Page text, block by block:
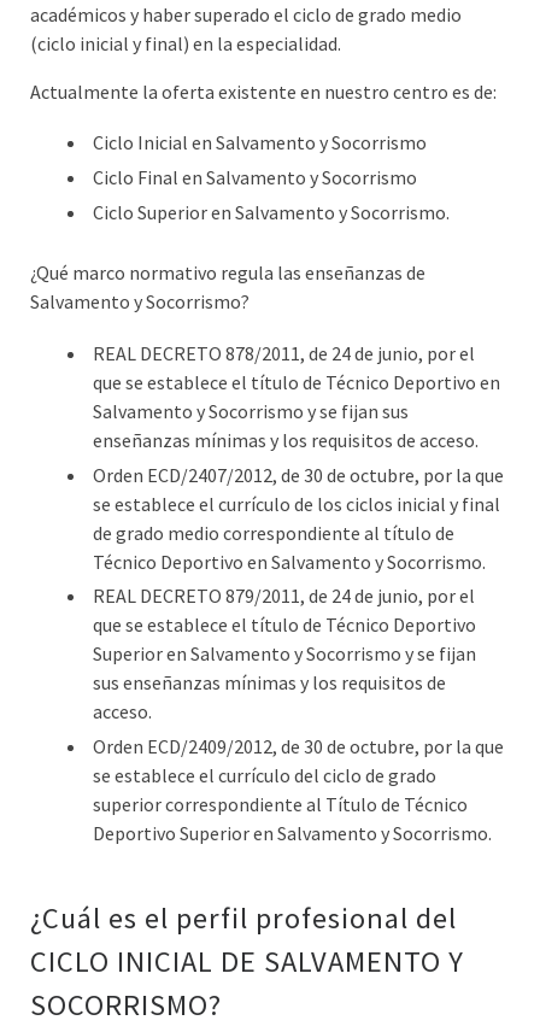
académicos y haber superado el ciclo de grado medio
(ciclo inicial y final) en la especialidad.
Actualmente la oferta existente en nuestro centro es de:
Ciclo Inicial en Salvamento y Socorrismo
Ciclo Final en Salvamento y Socorrismo
Ciclo Superior en Salvamento y Socorrismo.
¿Qué marco normativo regula las enseñanzas de
Salvamento y Socorrismo?
REAL DECRETO 878/2011, de 24 de junio, por el
que se establece el título de Técnico Deportivo en
Salvamento y Socorrismo y se fijan sus
enseñanzas mínimas y los requisitos de acceso.
Orden ECD/2407/2012, de 30 de octubre, por la que
se establece el currículo de los ciclos inicial y final
de grado medio correspondiente al título de
Técnico Deportivo en Salvamento y Socorrismo.
REAL DECRETO 879/2011, de 24 de junio, por el
que se establece el título de Técnico Deportivo
Superior en Salvamento y Socorrismo y se fijan
sus enseñanzas mínimas y los requisitos de
acceso.
Orden ECD/2409/2012, de 30 de octubre, por la que
se establece el currículo del ciclo de grado
superior correspondiente al Título de Técnico
Deportivo Superior en Salvamento y Socorrismo.
¿Cuál es el perfil profesional del
CICLO INICIAL DE SALVAMENTO Y
SOCORRISMO?